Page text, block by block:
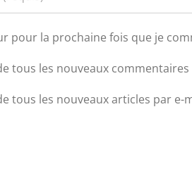
pour la prochaine fois que je
tous les nouveaux commentaires
tous les nouveaux articles par e-